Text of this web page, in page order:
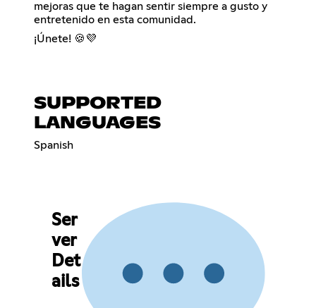
mejoras que te hagan sentir siempre a gusto y
entretenido en esta comunidad.
¡Únete! 🍪💜
SUPPORTED
LANGUAGES
Spanish
Ser
ver
Det
ails